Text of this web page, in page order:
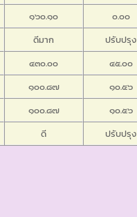
๑๖๐.๑๐
๐.๐๐
ดีมาก
ปรับปรุง
๔๓๐.๐๐
๔๕.๐๐
๑๐๐.๘๗
๑๐.๕๖
๑๐๐.๘๗
๑๐.๕๖
ดี ปรับปรุง